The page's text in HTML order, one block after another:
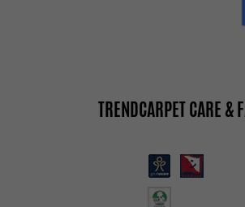
TRENDCARPET CARE &